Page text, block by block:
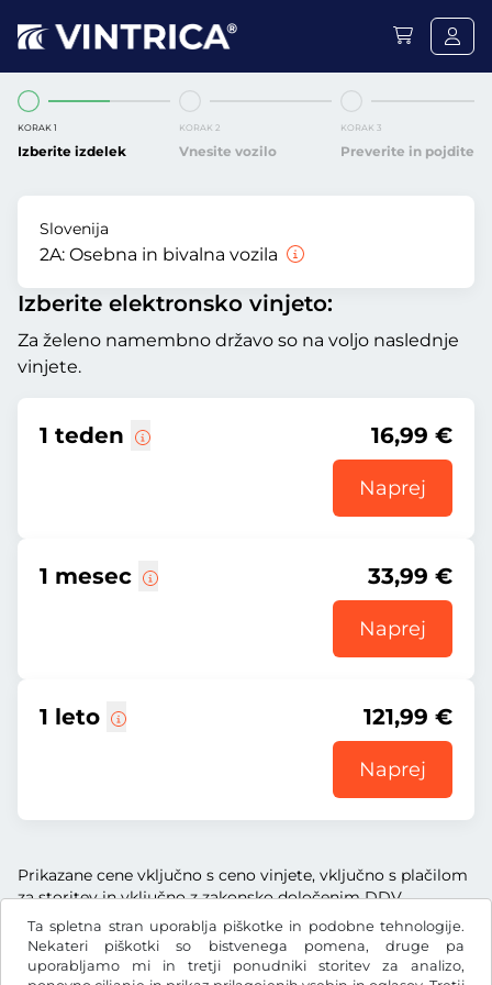
Ta spletna stran uporablja piškotke in podobne tehnologije.
Nekateri piškotki so bistvenega pomena, druge pa
uporabljamo mi in tretji ponudniki storitev za analizo,
KORAK 1
Izberite izdelek
KORAK 2
Vnesite vozilo
KORAK 3
Preverite in pojdite
Slovenija
2A: Osebna in bivalna vozila
Izberite elektronsko vinjeto:
Za želeno namembno državo so na voljo naslednje
vinjete.
1 teden 16,99 €
Naprej
1 mesec 33,99 €
Naprej
1 leto 121,99 €
Naprej
Prikazane cene vključno s ceno vinjete, vključno s plačilom
za storitev in vključno z zakonsko določenim DDV.